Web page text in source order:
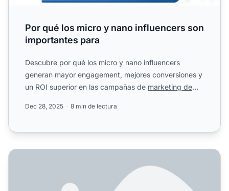
Por qué los micro y nano influencers son
importantes para
Descubre por qué los micro y nano influencers
generan mayor engagement, mejores conversiones y
un ROI superior en las campañas de marketing de
Dec 28, 2025 8 min de lectura
¿Por qué son importantes los micro y nano influencers